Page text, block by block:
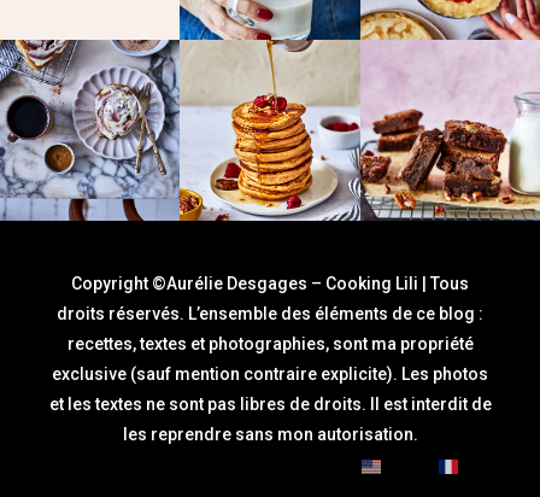
Copyright ©Aurélie Desgages – Cooking Lili | Tous
droits réservés. L’ensemble des éléments de ce blog :
recettes, textes et photographies, sont ma propriété
exclusive (sauf mention contraire explicite). Les photos
et les textes ne sont pas libres de droits. Il est interdit de
les reprendre sans mon autorisation.